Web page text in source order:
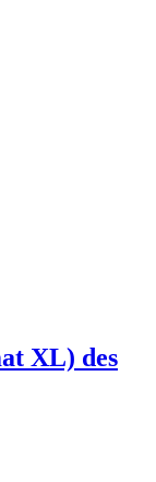
XL) des